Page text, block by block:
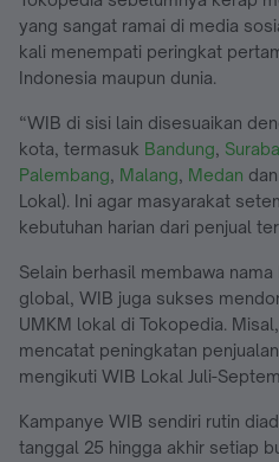
yang sangat ramai di media
kali menempati peringkat
Indonesia maupun dunia.
“WIB di sisi lain disesuaikan
kota, termasuk Bandung,
Palembang, Malang, Medan
Lokal). Ini agar masyarakat
kebutuhan harian dari penjual
Selain berhasil membawa
global, WIB juga sukses
UMKM lokal di Tokopedia.
mencatat peningkatan
mengikuti WIB Lokal Juli-
Kampanye WIB sendiri rutin
tanggal 25 hingga akhir setiap